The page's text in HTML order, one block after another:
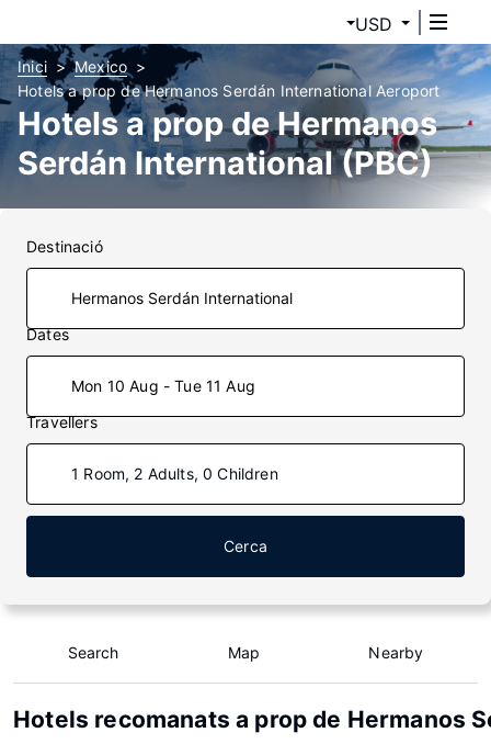
USD
Inici
Mexico
Hotels a prop de Hermanos Serdán International Aeroport
Hotels a prop de Hermanos
Serdán International (PBC)
Destinació
Dates
Mon 10 Aug - Tue 11 Aug
Travellers
1 Room, 2 Adults, 0 Children
Cerca
Search Map Nearby
Hotels recomanats a prop de Hermanos